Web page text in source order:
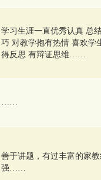
学习生涯一直优秀认真 总
巧 对教学抱有热情 喜欢学
得反思 有辩证思维……
……
善于讲题，有过丰富的家
强……